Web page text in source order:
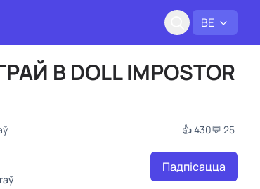
BE
В DOLL IMPOSTOR
👍 430💬 25
Падпісацца